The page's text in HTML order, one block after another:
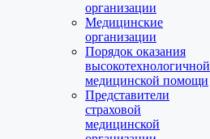
организации
Медицинские
организации
Порядок оказания
высокотехнологичной
медицинской помощи
Представители
страховой
медицинской